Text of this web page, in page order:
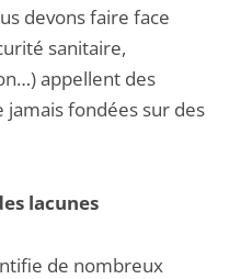
devons faire face
sanitaire,
appellent des
fondées sur des
lacunes
de nombreux